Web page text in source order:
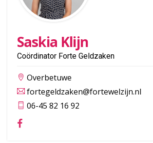
Saskia Klijn
Coördinator Forte Geldzaken
Overbetuwe
fortegeldzaken@fortewelzijn.nl
06-45 82 16 92